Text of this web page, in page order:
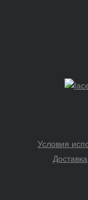
Условия
Доставка